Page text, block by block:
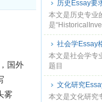
国外
雾
历史Essay要
本文是历史专业
是
社会学Essay
本文是社会学专
题目
是
拿大北部的......
文化研究
本文是文化研究